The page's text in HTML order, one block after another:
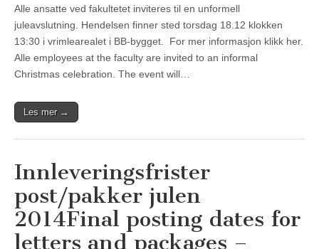
Alle ansatte ved fakultetet inviteres til en unformell
juleavslutning. Hendelsen finner sted torsdag 18.12 klokken
13:30 i vrimlearealet i BB-bygget. For mer informasjon klikk her.
Alle employees at the faculty are invited to an informal
Christmas celebration. The event will…
Les mer →
Innleveringsfrister
post/pakker julen
2014Final posting dates for
letters and packages –